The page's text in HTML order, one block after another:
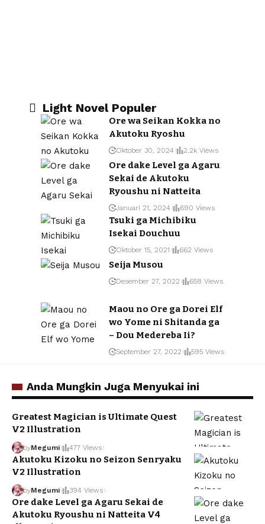
Light Novel Populer
Ore wa Seikan Kokka no
Akutoku Ryoshu
Oktober 30, 2024 2.2k Views
Ore dake Level ga Agaru
Sekai de Akutoku
Ryoushu ni Natteita
Januari 21, 2024 690 Views
Tsuki ga Michibiku
Isekai Douchuu
Oktober 15, 2021 662 Views
Seija Musou
Desember 27, 2022 658 Views
Maou no Ore ga Dorei Elf
wo Yome ni Shitanda ga
– Dou Medereba Ii?
September 27, 2022 595 Views
Anda Mungkin Juga Menyukai ini
Greatest Magician is Ultimate Quest
V2 Illustration
byMegumi 477 Views
Akutoku Kizoku no Seizon Senryaku
V2 Illustration
byMegumi 394 Views
Ore dake Level ga Agaru Sekai de
Akutoku Ryoushu ni Natteita V4